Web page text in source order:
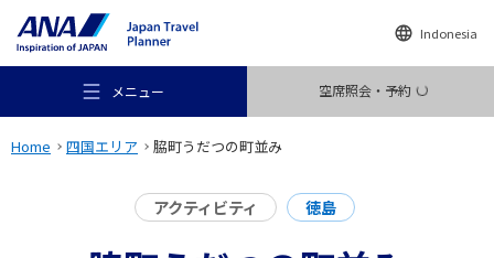
Indonesia
メニュー 空席照会・予約
Home 四国エリア 脇町うだつの町並み
アクティビティ 徳島